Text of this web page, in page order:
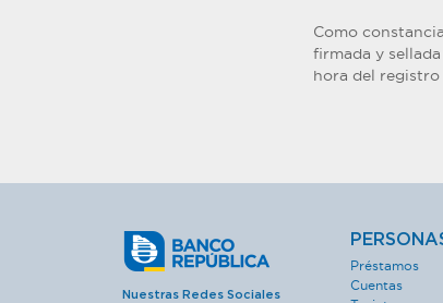
Como
firmada y
hora del registro
Nuestras Redes Sociales
Préstamos
Cuentas